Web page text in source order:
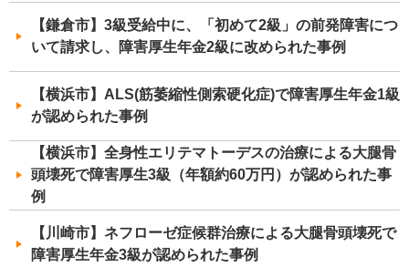
【鎌倉市】3級受給中に、「初めて2級」の前発障害につ
いて請求し、障害厚生年金2級に改められた事例
【横浜市】ALS(筋萎縮性側索硬化症)で障害厚生年金1級
が認められた事例
【横浜市】全身性エリテマトーデスの治療による大腿骨
頭壊死で障害厚生3級（年額約60万円）が認められた事
例
【川崎市】ネフローゼ症候群治療による大腿骨頭壊死で
障害厚生年金3級が認められた事例